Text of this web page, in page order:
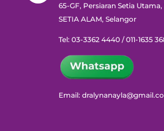
65-GF, Persiaran Setia Utama,
SETIA ALAM, Selangor
Tel: 03-3362 4440 / 011-1635
Email: